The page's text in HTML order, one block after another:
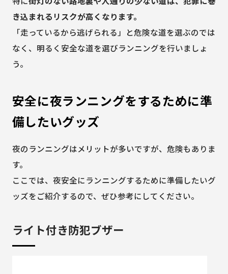
き込まれるリスクが高くなります。
「走っているから逃げられる」と危険な道を選ぶのでは
なく、明るく安全な道を選びランニングを行いましょ
う。
安全に夜ランニングをするために準
備したいグッズ
夜のランニングはメリットが多いですが、危険もありま
す。
ここでは、夜安全にランニングするために準備したいグ
ッズをご紹介するので、ぜひ参考にしてください。
ライト付き防犯ブザー